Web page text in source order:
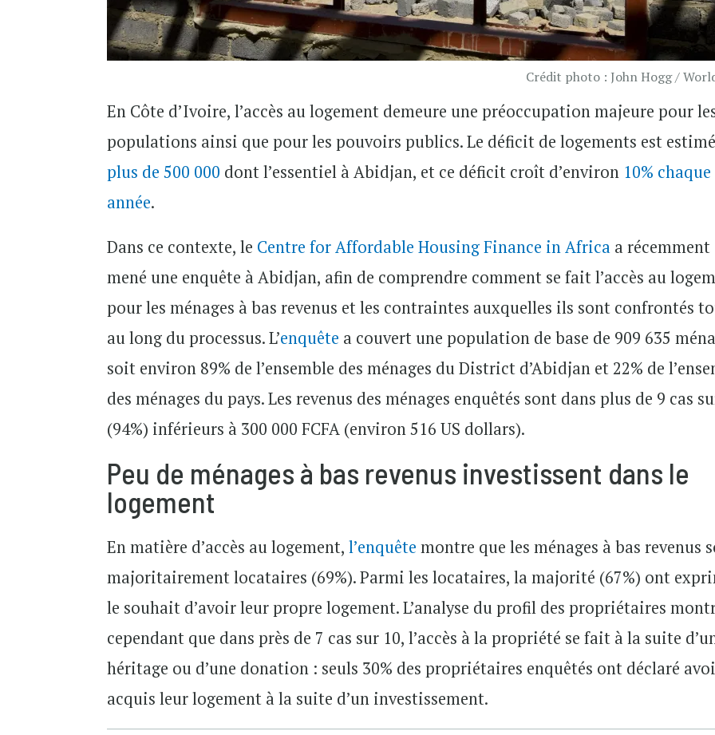
Crédit photo : John Hogg /
En Côte d’Ivoire, l’accès au logement demeure une préoccupation majeure pour
populations ainsi que pour les pouvoirs publics. Le déficit de logements est
plus de 500 000 dont l’essentiel à Abidjan, et ce déficit croît d’environ 10% chaque
année.
Dans ce contexte, le Centre for Affordable Housing Finance in Africa a récemment
mené une enquête à Abidjan, afin de comprendre comment se fait l’accès au
pour les ménages à bas revenus et les contraintes auxquelles ils sont confrontés
au long du processus. L’enquête a couvert une population de base de 909 635
soit environ 89% de l’ensemble des ménages du District d’Abidjan et 22% de
des ménages du pays. Les revenus des ménages enquêtés sont dans plus de 9 cas
(94%) inférieurs à 300 000 FCFA (environ 516 US dollars).
Peu de ménages à bas revenus investissent dans le
logement
En matière d’accès au logement,l’enquête montre que les ménages à bas revenus
majoritairement locataires (69%). Parmi les locataires, la majorité (67%) ont
le souhait d’avoir leur propre logement. L’analyse du profil des propriétaires
cependant que dans près de 7 cas sur 10, l’accès à la propriété se fait à la suite
héritage ou d’une donation : seuls 30% des propriétaires enquêtés ont déclaré
acquis leur logement à la suite d’un investissement.